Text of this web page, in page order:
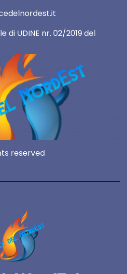
di UDINE nr. 02/2019 del
reserved